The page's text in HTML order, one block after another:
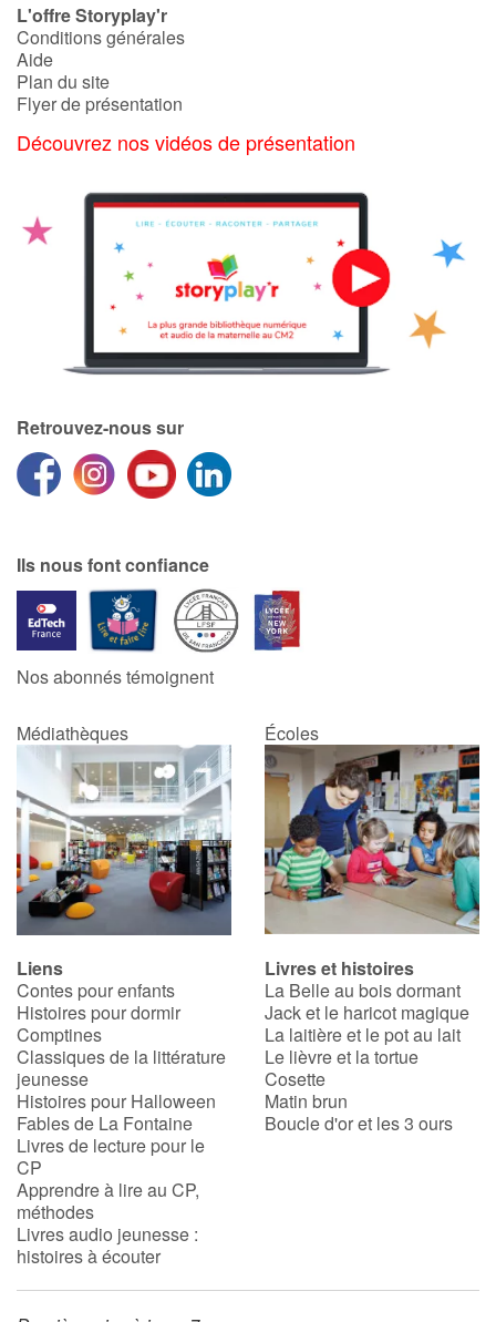
L'offre Storyplay'r
Conditions générales
Aide
Plan du site
Flyer de présentation
Découvrez nos vidéos de présentation
Retrouvez-nous sur
Ils nous font confiance
Nos abonnés témoignent
Médiathèques Écoles
Liens
Contes pour enfants
Histoires pour dormir
Comptines
Classiques de la littérature
jeunesse
Histoires pour Halloween
Fables de La Fontaine
Livres de lecture pour le
CP
Apprendre à lire au CP,
méthodes
Livres audio jeunesse :
histoires à écouter
Livres et histoires
La Belle au bois dormant
Jack et le haricot magique
La laitière et le pot au lait
Le lièvre et la tortue
Cosette
Matin brun
Boucle d'or et les 3 ours